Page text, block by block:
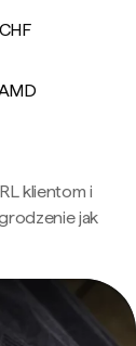
klientom i
jak